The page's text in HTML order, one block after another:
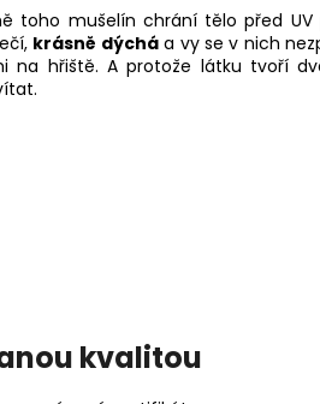
toho mušelín chrání tělo před
krásně dýcháa vy se v nich
na hřiště. A protože látku tvoří
kvalitou